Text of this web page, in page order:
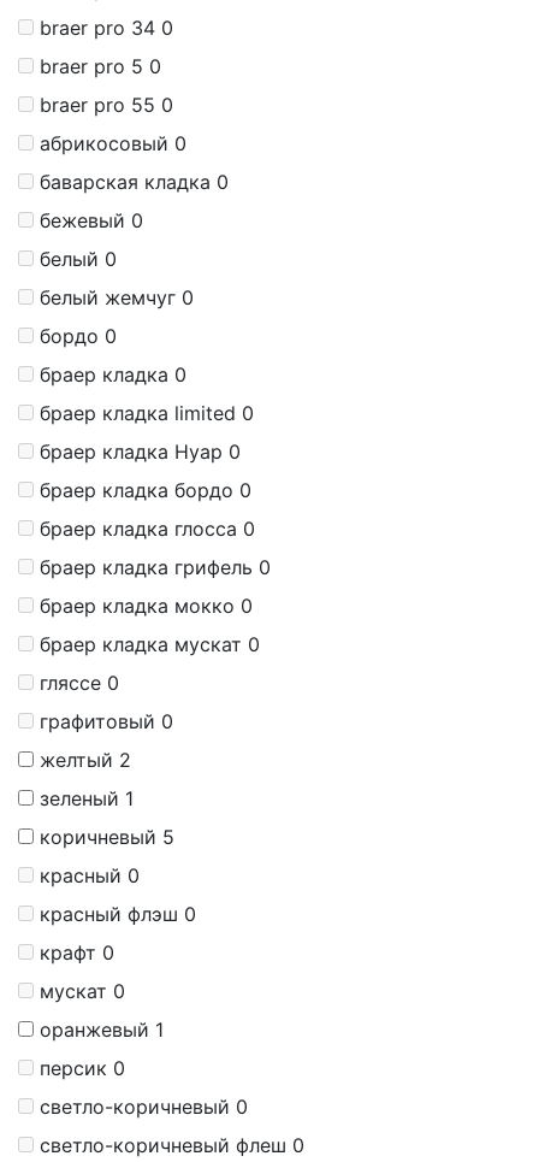
braer pro 34 0
braer pro 5 0
braer pro 55 0
абрикосовый 0
баварская кладка 0
бежевый 0
белый 0
белый жемчуг 0
бордо 0
браер кладка 0
браер кладка limited 0
браер кладка Нуар 0
браер кладка бордо 0
браер кладка глосса 0
браер кладка грифель 0
браер кладка мокко 0
браер кладка мускат 0
гляссе 0
графитовый 0
желтый 2
зеленый 1
коричневый 5
красный 0
красный флэш 0
крафт 0
мускат 0
оранжевый 1
персик 0
светло-коричневый 0
светло-коричневый флеш 0